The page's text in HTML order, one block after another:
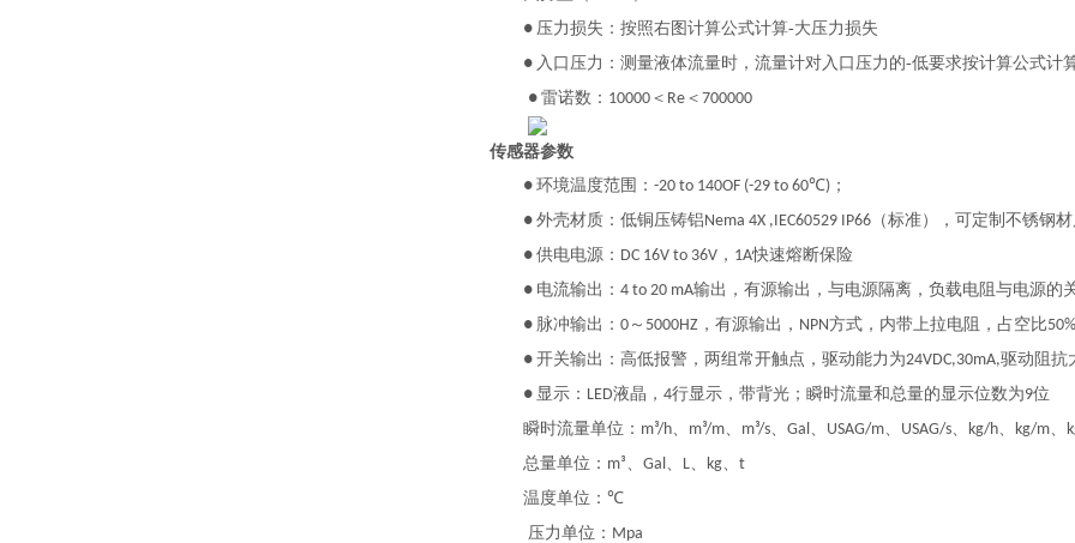
● 压力损失：按照右图计算公式计算-大压力损失
● 入口压力：测量液体流量时，流量计对入口压力的-低要求按计算公式计
● 雷诺数： 10000 ＜ Re ＜ 700000
传感器参数
● 环境温度范围： -20 to 140OF (-29 to 60℃) ；
● 外壳材质：低铜压铸铝Nema 4X ,IEC60529 IP66 （标准），可定制不锈钢
● 供电电源： DC 16V to 36V ， 1A快速熔断保险
● 电流输出： 4 to 20 mA输出，有源输出，与电源隔离，负载电阻与电源的
● 脉冲输出： 0 ～ 5000HZ ，有源输出， NPN方式，内带上拉电阻，占空比50%
● 开关输出：高低报警，两组常开触点，驱动能力为24VDC,30mA,驱动阻抗
● 显示： LED液晶， 4行显示，带背光；瞬时流量和总量的显示位数为9位
瞬时流量单位： m³/h、 m³/m、 m³/s、 Gal、 USAG/m、 USAG/s、 kg/h、 kg/m、
总量单位： m³、 Gal、 L、 kg、 t
温度单位： ℃
压力单位： Mpa